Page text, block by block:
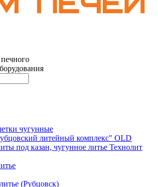
чугунные
литейный комплекс" OLD
под казан, чугунное литье Технолит
(Рубцовск)